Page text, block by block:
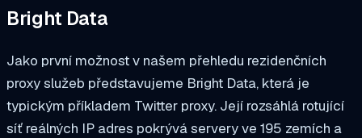
Bright Data
Jako první možnost v našem přehledu rezidenčních
proxy služeb představujeme Bright Data, která je
typickým příkladem Twitter proxy. Její rozsáhlá rotující
síť reálných IP adres pokrývá servery ve 195 zemích a